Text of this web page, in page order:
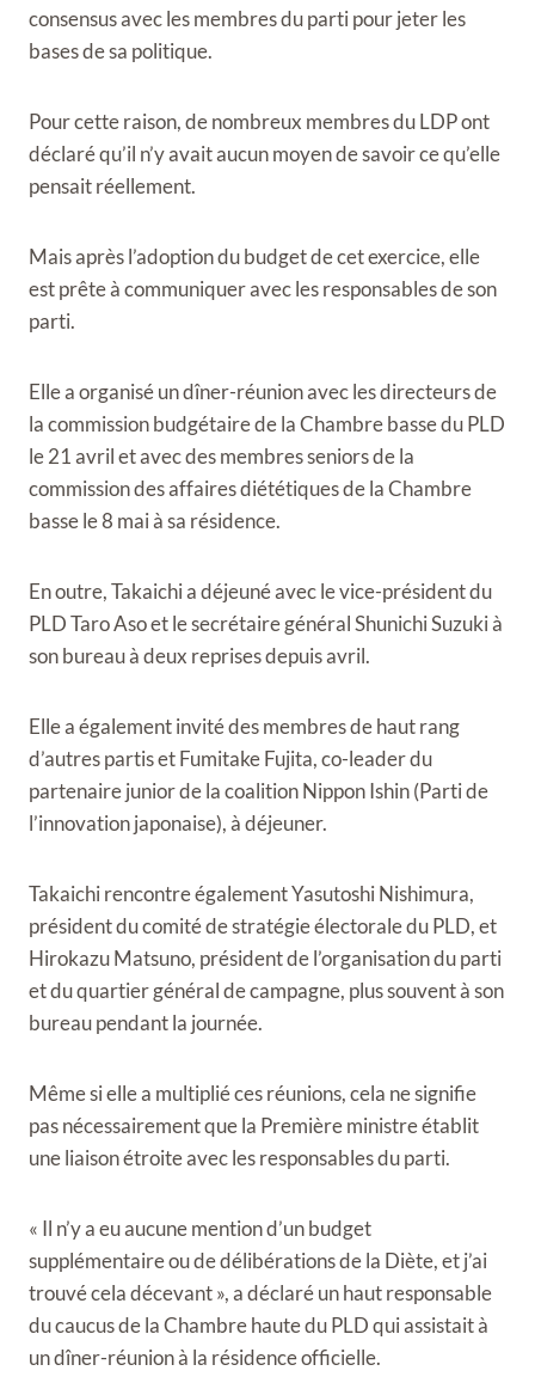
consensus avec les membres du parti pour jeter les
bases de sa politique.
Pour cette raison, de nombreux membres du LDP ont
déclaré qu’il n’y avait aucun moyen de savoir ce qu’elle
pensait réellement.
Mais après l’adoption du budget de cet exercice, elle
est prête à communiquer avec les responsables de son
parti.
Elle a organisé un dîner-réunion avec les directeurs de
la commission budgétaire de la Chambre basse du PLD
le 21 avril et avec des membres seniors de la
commission des affaires diététiques de la Chambre
basse le 8 mai à sa résidence.
En outre, Takaichi a déjeuné avec le vice-président du
PLD Taro Aso et le secrétaire général Shunichi Suzuki à
son bureau à deux reprises depuis avril.
Elle a également invité des membres de haut rang
d’autres partis et Fumitake Fujita, co-leader du
partenaire junior de la coalition Nippon Ishin (Parti de
l’innovation japonaise), à ​​déjeuner.
Takaichi rencontre également Yasutoshi Nishimura,
président du comité de stratégie électorale du PLD, et
Hirokazu Matsuno, président de l’organisation du parti
et du quartier général de campagne, plus souvent à son
bureau pendant la journée.
Même si elle a multiplié ces réunions, cela ne signifie
pas nécessairement que la Première ministre établit
une liaison étroite avec les responsables du parti.
« Il n’y a eu aucune mention d’un budget
supplémentaire ou de délibérations de la Diète, et j’ai
trouvé cela décevant », a déclaré un haut responsable
du caucus de la Chambre haute du PLD qui assistait à
un dîner-réunion à la résidence officielle.